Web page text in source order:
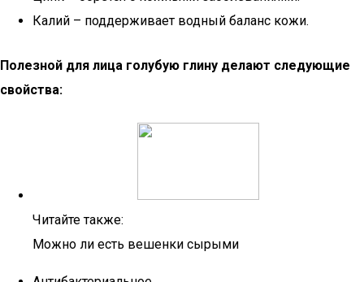
Калий – поддерживает водный баланс кожи.
Полезной для лица голубую глину делают следующие
свойства:
Читайте также:
Можно ли есть вешенки сырыми